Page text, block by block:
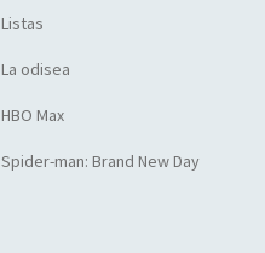
Listas
La odisea
HBO Max
Spider-man: Brand New Day